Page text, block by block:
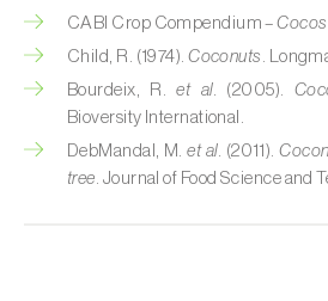
Brassica oleracea
Colza (Brassica napus)
Crisantemo (
CABI Crop Compendium –
Child, R. (1974).Coconuts
.
Bourdeix, R.et al. (2005).
Bioversity International.
DebMandal, M.et al. (2011).
tree . Journal of Food Science and